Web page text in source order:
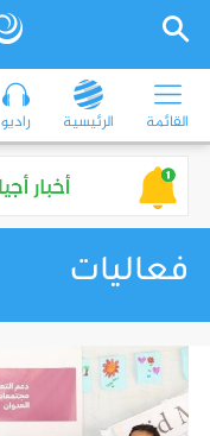
القائمة الرئيسية راديو
فعاليات